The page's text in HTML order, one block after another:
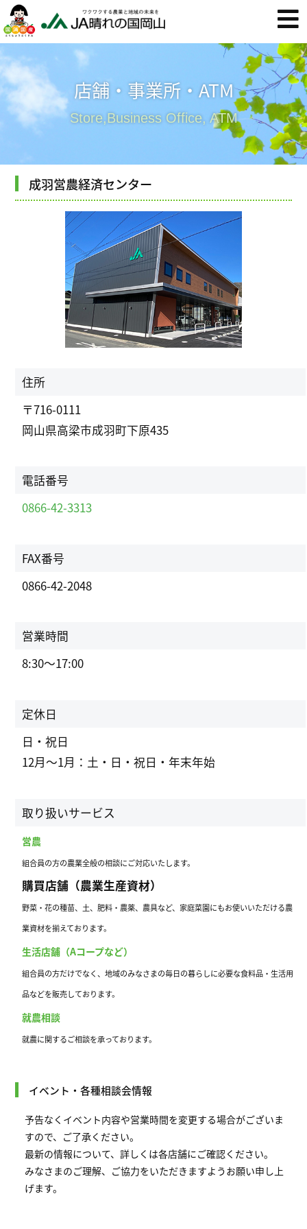
店舗・事業所・ATM
Store,Business Office, ATM
成羽営農経済センター
住所
〒716-0111
岡山県高梁市成羽町下原435
電話番号
0866-42-3313
FAX番号
0866-42-2048
営業時間
8:30～17:00
定休日
日・祝日
12月～1月：土・日・祝日・年末年始
取り扱いサービス
営農
組合員の方の農業全般の相談にご対応いたします。
購買店舗（農業生産資材）
野菜・花の種苗、土、肥料・農薬、農具など、家庭菜園にもお使いいただける農
業資材を揃えております。
生活店舗（Aコープなど）
組合員の方だけでなく、地域のみなさまの毎日の暮らしに必要な食料品・生活用
品などを販売しております。
就農相談
就農に関するご相談を承っております。
イベント・各種相談会情報
予告なくイベント内容や営業時間を変更する場合がございま
すので、ご了承ください。
最新の情報について、詳しくは各店舗にご確認ください。
みなさまのご理解、ご協力をいただきますようお願い申し上
げます。